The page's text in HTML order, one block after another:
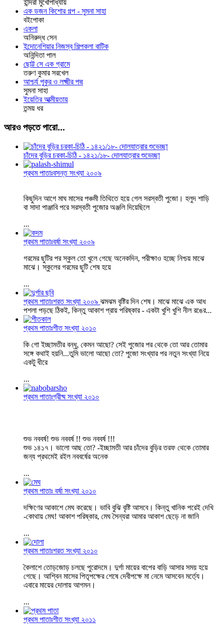
ইন্দিরা মুখোপাধ্যায়
এক ডজন কিশোর গল্প - সুমনা সাহা
বইপোকা
একলা
অনিরুদ্ধ সেন
ইন্দোনেশিয়ার নিজস্ব শিল্পকলা বাটিক
অনিন্দিতা পাল
ছোট্ট সে এক গ্রামে
তরুণ কুমার সরখেল
আশ্চর্য পুকুর ও লক্ষ্মীর পদ্ম
সুমনা সাহা
ইয়েতির আত্মীয়তায়
তন্ময় ধর
আরও পড়তে পারো...
চাঁদের বুড়ির চরকা-চিঠি - ১৪২১/১৮- দোলযাত্রার শুভেচ্ছা
প্রথম পাতাঃবসন্ত সংখ্যা ২০০৯
কিছুদিন আগে মাঘ মাসের পঞ্চমী তিথিতে হয়ে গেল সরস্বতী পুজো। হলুদ শাড়ি
বা সাদা পাঞ্জাবি পরে সরস্বতী পুজোর অঞ্জলি দিয়েছিলে
...
প্রথম পাতাঃবর্ষা সংখ্যা ২০০৯
গরমের ছুটির পর স্কুল তো খুলে গেছে অনেকদিন, পরীক্ষাও হচ্ছে নিশ্চয় মাঝে
মাঝে। স্কুলের গরমের ছুটি শেষ হয়ে
...
প্রথম পাতাঃশরত সংখ্যা ২০০৯ ঝমঝম বৃষ্টির দিন শেষ। মাঝে মাঝে এক আধ
পশলা পড়ছে ঠিকই, কিন্তু আকাশ প্রায় পরিষ্কার - একটা খুশি খুশি নীল রঙের...
প্রথম পাতাঃশীত সংখ্যা ২০১০
কি গো ইচ্ছামতীর বন্ধু, কেমন আছো? সেই পুজোর পর থেকে তো আর তোমার
সঙ্গে কথাই হয়নি...তুমি ভালো আছো তো? পুজো সংখ্যার পর নতুন সংখ্যা নিয়ে
একটু ধীরে
...
প্রথম পাতাঃগ্রীষ্ম সংখ্যা ২০১০
শুভ নববর্ষ! শুভ নববর্ষ !! শুভ নববর্ষ !!!
শুভ ১৪১৭। ভালো আছ তো? -ইচ্ছামতী আর চাঁদের বুড়ির তরফ থেকে তোমার
জন্য প্রথমেই রইল নববর্ষের অনেক
...
প্রথম পাতাঃ বর্ষা সংখ্যা ২০১০
দক্ষিণের আকাশে মেঘ করেছে। ভাবি বুঝি বৃষ্টি আসবে। কিন্তু খানিক পরেই দেখি
-কোথায় মেঘ! আকাশ পরিষ্কার, মেঘ সৈন্যরা আমার আকাশ ছেড়ে না জানি
...
প্রথম পাতাঃশরত সংখ্যা ২০১০
কৈলাশে তোড়জোড় চলছে পুরোদমে। দুর্গা মায়ের বাপের বাড়ি আসার সময় হয়ে
গেছে। আশ্বিন মাসের পিতৃপক্ষের শেষে দেবীপক্ষে মা নেমে আসবেন মর্ত্যে।
এবারে মায়ের দোলায় আগমন।
...
প্রথম পাতাঃশীত সংখ্যা ২০১১